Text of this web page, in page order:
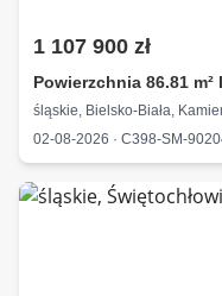
1 107 900 zł
Powierzchnia 86.81
śląskie, Bielsko-Biała,
02-08-2026 · C398-SM-